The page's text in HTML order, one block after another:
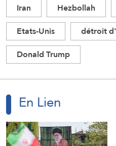
Iran
Hezbollah
Etats-Unis
détroit
Donald Trump
En Lien